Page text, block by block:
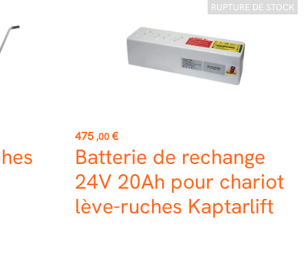
RUPTURE DE STOCK
Prix
475 ,00 €
Batterie de rechange
24V 20Ah pour chariot
lève-ruches Kaptarlift